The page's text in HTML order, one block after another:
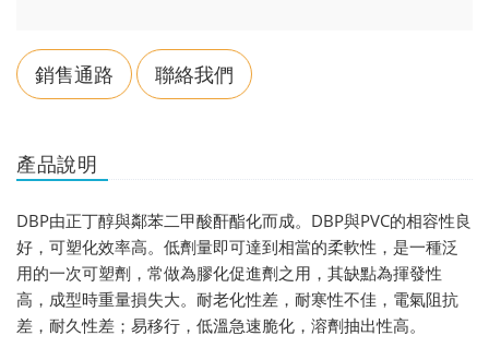
銷售通路 聯絡我們
產品說明
DBP由正丁醇與鄰苯二甲酸酐酯化而成。DBP與PVC的相容性良
好，可塑化效率高。低劑量即可達到相當的柔軟性，是一種泛
用的一次可塑劑，常做為膠化促進劑之用，其缺點為揮發性
高，成型時重量損失大。耐老化性差，耐寒性不佳，電氣阻抗
差，耐久性差；易移行，低溫急速脆化，溶劑抽出性高。